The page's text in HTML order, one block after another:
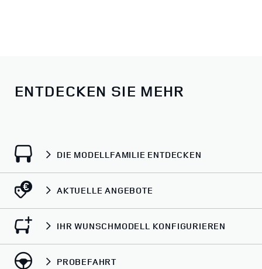
ENTDECKEN SIE MEHR
DIE MODELLFAMILIE ENTDECKEN
AKTUELLE ANGEBOTE
IHR WUNSCHMODELL KONFIGURIEREN
PROBEFAHRT